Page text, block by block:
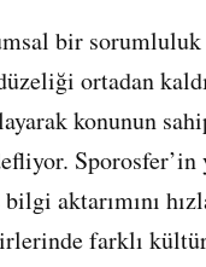
bir
ortadan
konunun
Sporosfer’in
aktarımını
farklı